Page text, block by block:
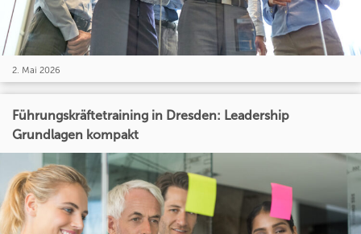
2. Mai 2026
Führungskräftetraining in Dresden: Leadership
Grundlagen kompakt